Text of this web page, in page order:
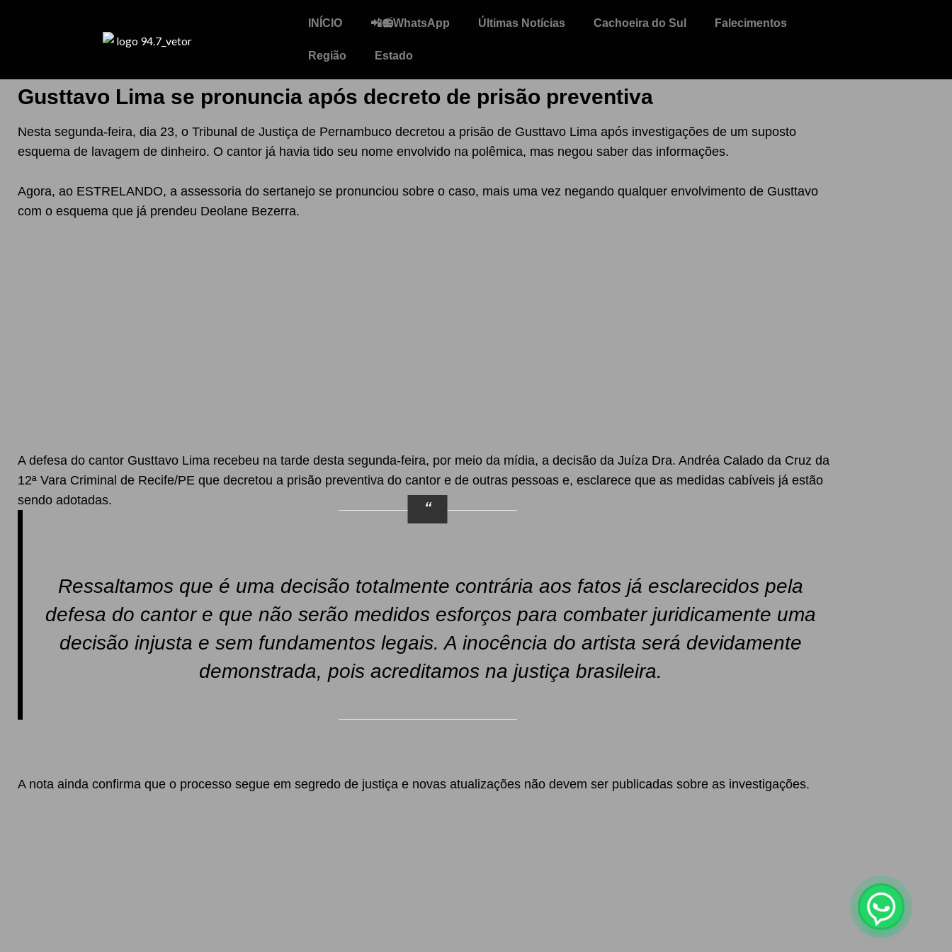
INÍCIO 📲📻WhatsApp Últimas Notícias Cachoeira do Sul Falecimentos
Região Estado
Gusttavo Lima se pronuncia após decreto de prisão preventiva
Nesta segunda-feira, dia 23, o Tribunal de Justiça de Pernambuco decretou a prisão de Gusttavo Lima após investigações de um suposto
esquema de lavagem de dinheiro. O cantor já havia tido seu nome envolvido na polêmica, mas negou saber das informações.
Agora, ao ESTRELANDO, a assessoria do sertanejo se pronunciou sobre o caso, mais uma vez negando qualquer envolvimento de Gusttavo
com o esquema que já prendeu Deolane Bezerra.
A defesa do cantor Gusttavo Lima recebeu na tarde desta segunda-feira, por meio da mídia, a decisão da Juíza Dra. Andréa Calado da Cruz da
12ª Vara Criminal de Recife/PE que decretou a prisão preventiva do cantor e de outras pessoas e, esclarece que as medidas cabíveis já estão
sendo adotadas.
Ressaltamos que é uma decisão totalmente contrária aos fatos já esclarecidos pela
defesa do cantor e que não serão medidos esforços para combater juridicamente uma
decisão injusta e sem fundamentos legais. A inocência do artista será devidamente
demonstrada, pois acreditamos na justiça brasileira.
A nota ainda confirma que o processo segue em segredo de justiça e novas atualizações não devem ser publicadas sobre as investigações.